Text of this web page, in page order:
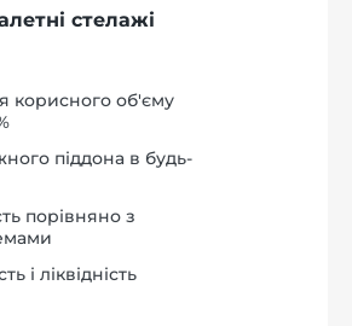
стелажі
корисного об'єму
піддона в будь-
порівняно з
і ліквідність